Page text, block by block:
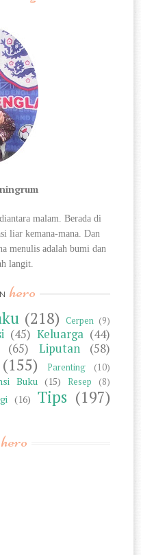
malam. Berada di
liar kemana-mana. Dan
menulis adalah bumi dan
langit.
hero
(218) Cerpen (9)
(45) Keluarga (44)
(65) Liputan
(58)
(155) Parenting (10)
Buku (15) Resep (8)
(16) Tips (197)
hero